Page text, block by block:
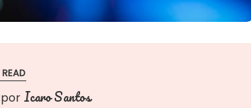
por Icaro Santos